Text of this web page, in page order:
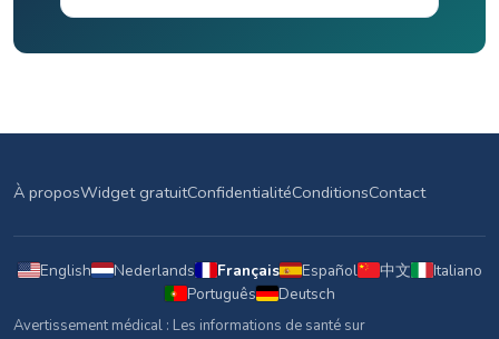
À proposWidget gratuitConfidentialitéConditionsContact
English Nederlands Français Español 中文
Italiano
Português
Deutsch
Avertissement médical : Les informations de santé sur